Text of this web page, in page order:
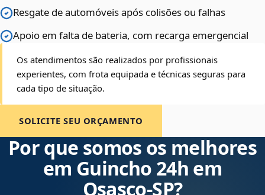
Resgate de automóveis após colisões ou falhas
Apoio em falta de bateria, com recarga emergencial
Os atendimentos são realizados por profissionais
experientes, com frota equipada e técnicas seguras para
cada tipo de situação.
SOLICITE SEU ORÇAMENTO
Por que somos os melhores
em Guincho 24h em
Osasco‑SP?